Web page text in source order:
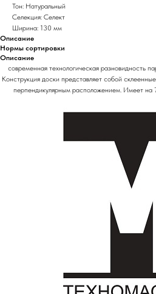
Тон: Натуральный
Селекция: Селект
Ширина: 130 мм
Описание
Нормы сортировки
Описание
современная технологическая разновидность
Конструкция доски представляет собой
перпендикулярным расположением. Имеет на